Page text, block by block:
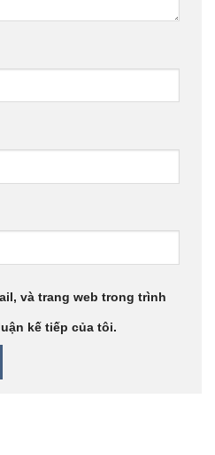
và trang web trong trình
kế tiếp của tôi.